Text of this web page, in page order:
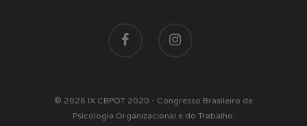
© 2026 IX CBPOT 2020 - Congresso Brasileiro de
Psicologia Organizacional e do Trabalho.